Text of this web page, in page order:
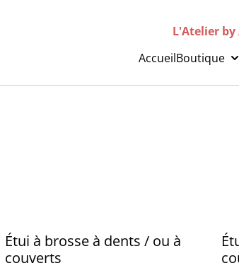
L'Atelier by
AccueilBoutique
Étui à brosse à dents / ou à
couverts